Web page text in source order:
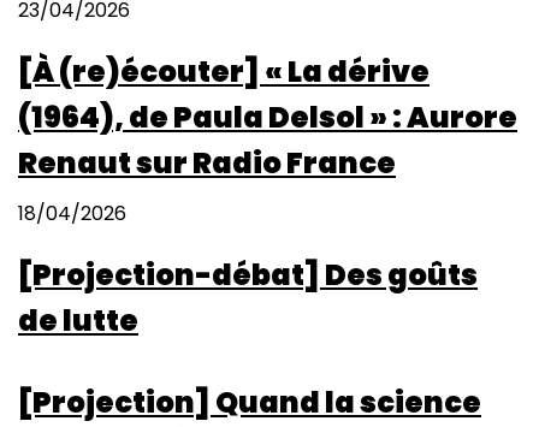
23/04/2026
[À (re)écouter] « La dérive
(1964), de Paula Delsol » : Aurore
Renaut sur Radio France
18/04/2026
[Projection-débat] Des goûts
de lutte
[Projection] Quand la science